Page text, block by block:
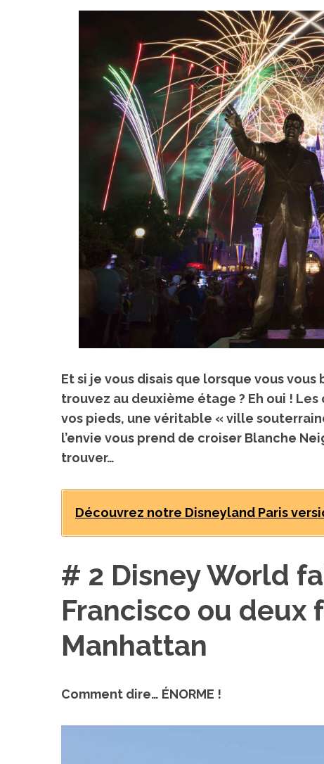
Et si je vous disais que lorsque vous
trouvez au deuxième étage ? Eh oui ! Les
vos pieds, une véritable « ville
l’envie vous prend de croiser Blanche
trouver…
Découvrez notre Disneyland Paris
# 2 Disney World
Francisco ou deux
Manhattan
Comment dire… ÉNORME !
S
e
r
r